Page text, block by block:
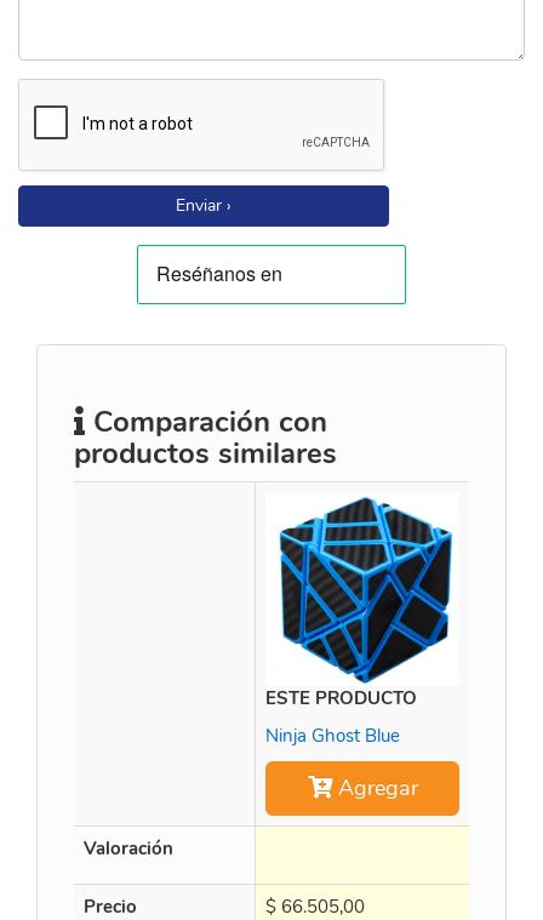
Enviar ›
Comparación con
productos similares
ESTE PRODUCTO
Ninja Ghost Blue
Agregar
Valoración
Precio $ 66.505,00